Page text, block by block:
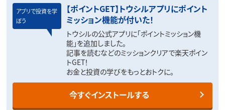
アプリで投資を学
ぼう
【ポイントGET】トウシルアプリにポイント
ミッション機能が付いた！
トウシルの公式アプリに「ポイントミッション機
能」を追加しました。
記事を読むなどのミッションクリアで楽天ポイン
トGET！
お金と投資の学びをもっとおトクに。
今すぐインストールする